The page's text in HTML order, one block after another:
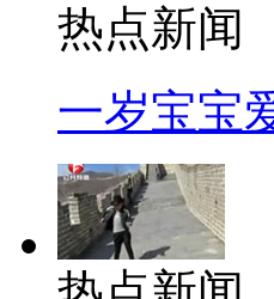
热点新闻
一岁宝宝